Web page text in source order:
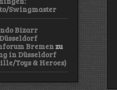
Swingmaster
Bizarr
Bremenzu
in Düsseldorf
Toys & Heroes)